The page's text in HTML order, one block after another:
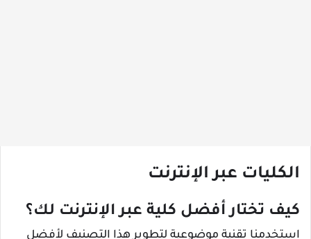
الكليات عبر الإنترنت
كيف تختار أفضل كلية عبر الإنترنت لك؟
استخدمنا تقنية موضوعية لتطوير هذا التصنيف لأفضل